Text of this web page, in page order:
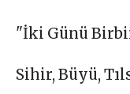
"İki Günü
Sihir, Büyü,